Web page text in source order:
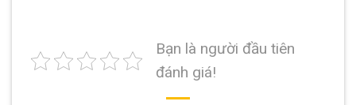
Bạn là người đầu tiên
đánh giá!